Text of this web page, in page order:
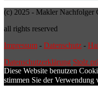
(c) 2025 - Makler Nachfolger
all rights reserved
Impressum - Datenschutz -
Datenschutzerklärung Stolz
Diese Website benutzen
stimmen Sie der Verwendung